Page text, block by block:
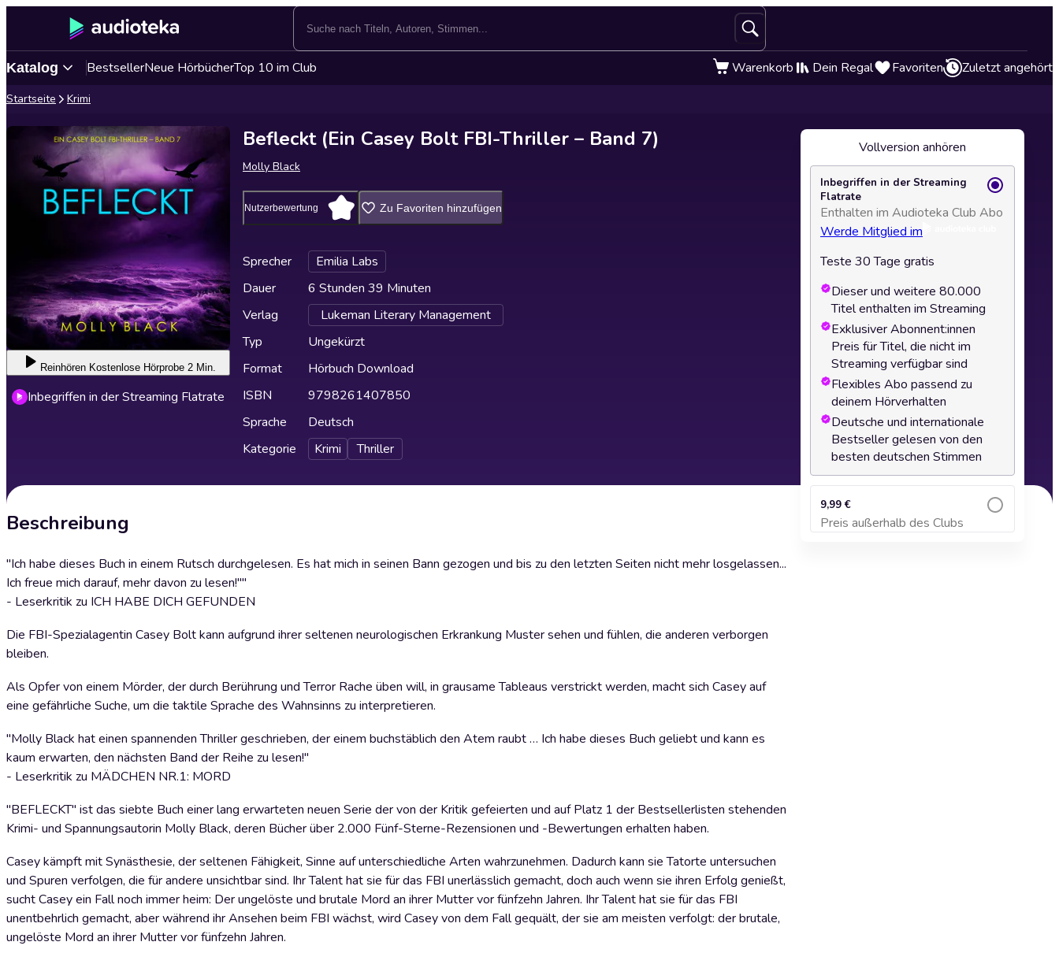
Katalog BestsellerNeue HörbücherTop 10 im Club Warenkorb Dein Regal Favoriten Zuletzt angehört
Startseite Krimi
Reinhören Kostenlose Hörprobe 2 Min.
Inbegriffen in der Streaming Flatrate
Befleckt (Ein Casey Bolt FBI-Thriller – Band 7)
Molly Black
Nutzerbewertung Zu Favoriten hinzufügen
Sprecher
Emilia Labs
Dauer
6 Stunden 39 Minuten
Verlag
Lukeman Literary Management
Typ
Ungekürzt
Format
Hörbuch Download
ISBN
9798261407850
Sprache
Deutsch
Kategorie
Krimi Thriller
Beschreibung
"Ich habe dieses Buch in einem Rutsch durchgelesen. Es hat mich in seinen Bann gezogen und bis zu den letzten Seiten nicht mehr losgelassen...
Ich freue mich darauf, mehr davon zu lesen!""
- Leserkritik zu ICH HABE DICH GEFUNDEN
Die FBI-Spezialagentin Casey Bolt kann aufgrund ihrer seltenen neurologischen Erkrankung Muster sehen und fühlen, die anderen verborgen
bleiben.
Als Opfer von einem Mörder, der durch Berührung und Terror Rache üben will, in grausame Tableaus verstrickt werden, macht sich Casey auf
eine gefährliche Suche, um die taktile Sprache des Wahnsinns zu interpretieren.
"Molly Black hat einen spannenden Thriller geschrieben, der einem buchstäblich den Atem raubt … Ich habe dieses Buch geliebt und kann es
kaum erwarten, den nächsten Band der Reihe zu lesen!"
- Leserkritik zu MÄDCHEN NR.1: MORD
"BEFLECKT" ist das siebte Buch einer lang erwarteten neuen Serie der von der Kritik gefeierten und auf Platz 1 der Bestsellerlisten stehenden
Krimi- und Spannungsautorin Molly Black, deren Bücher über 2.000 Fünf-Sterne-Rezensionen und -Bewertungen erhalten haben.
Casey kämpft mit Synästhesie, der seltenen Fähigkeit, Sinne auf unterschiedliche Arten wahrzunehmen. Dadurch kann sie Tatorte untersuchen
und Spuren verfolgen, die für andere unsichtbar sind. Ihr Talent hat sie für das FBI unerlässlich gemacht, doch auch wenn sie ihren Erfolg genießt,
sucht Casey ein Fall noch immer heim: Der ungelöste und brutale Mord an ihrer Mutter vor fünfzehn Jahren. Ihr Talent hat sie für das FBI
unentbehrlich gemacht, aber während ihr Ansehen beim FBI wächst, wird Casey von dem Fall gequält, der sie am meisten verfolgt: der brutale,
ungelöste Mord an ihrer Mutter vor fünfzehn Jahren.
Vollversion anhören
Inbegriffen in der Streaming
Flatrate
Enthalten im Audioteka Club Abo
Werde Mitglied im
Teste 30 Tage gratis
Dieser und weitere 80.000
Titel enthalten im Streaming
Exklusiver Abonnent:innen
Preis für Titel, die nicht im
Streaming verfügbar sind
Flexibles Abo passend zu
deinem Hörverhalten
Deutsche und internationale
Bestseller gelesen von den
besten deutschen Stimmen
9,99 €
Preis außerhalb des Clubs
Zum Warenkorb hinzufügen